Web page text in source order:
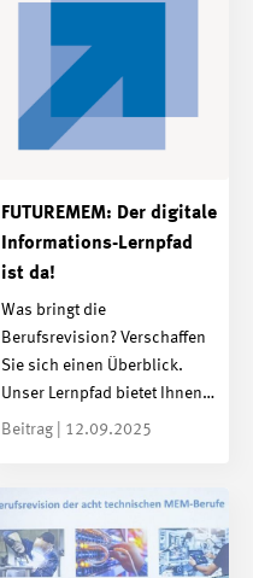
FUTUREMEM: Der digitale
Informations-Lernpfad
ist da!
Was bringt die
Berufsrevision? Verschaffen
Sie sich einen Überblick.
Unser Lernpfad bietet Ihnen…
Beitrag | 12.09.2025